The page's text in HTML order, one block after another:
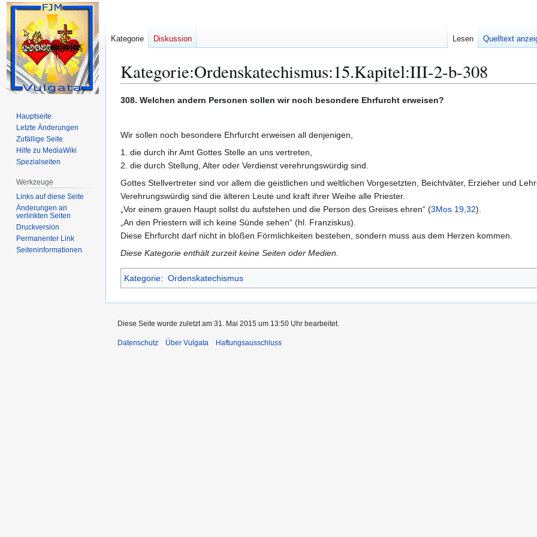
Kategorie:Ordenskatechismus:15.Kapitel:III-2-b-308
Zur
Zur
308. Welchen andern Personen sollen wir noch besondere Ehrfurcht erweisen?
Wir sollen noch besondere Ehrfurcht erweisen all denjenigen,
1. die durch ihr Amt Gottes Stelle an uns vertreten,
2. die durch Stellung, Alter oder Verdienst verehrungswürdig sind.
Gottes Stellvertreter sind vor allem die geistlichen und weltlichen Vorgesetzten, Beichtväter, Erzieher und
Verehrungswürdig sind die älteren Leute und kraft ihrer Weihe alle Priester.
„Vor einem grauen Haupt sollst du aufstehen und die Person des Greises ehren“ (3Mos 19,32).
„An den Priestern will ich keine Sünde sehen“ (hl. Franziskus).
Diese Ehrfurcht darf nicht in bloßen Förmlichkeiten bestehen, sondern muss aus dem Herzen kommen.
Diese Kategorie enthält zurzeit keine Seiten oder Medien.
Kategorie: Ordenskatechismus
Kategorie Diskussion Lesen Quelltext
Hauptseite
Letzte Änderungen
Zufällige Seite
Hilfe zu MediaWiki
Spezialseiten
Werkzeuge
Links auf diese Seite
Änderungen an
verlinkten Seiten
Druckversion
Permanenter Link
Seiten­­informationen
Diese Seite wurde zuletzt am 31. Mai 2015 um 13:50 Uhr bearbeitet.
Datenschutz Über Vulgata Haftungsausschluss